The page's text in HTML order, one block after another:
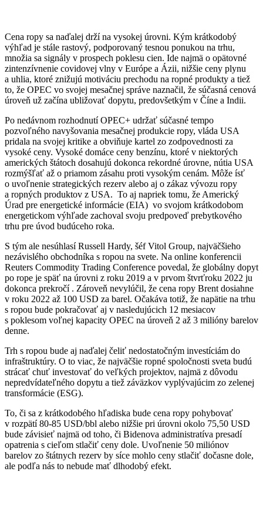
Cena ropy sa naďalej drží na vysokej úrovni. Kým krátkodobý
výhľad je stále rastový, podporovaný tesnou ponukou na trhu,
množia sa signály v prospech poklesu cien. Ide najmä o opätovné
zintenzívnenie covidovej vlny v Európe a Ázii, nižšie ceny plynu
a uhlia, ktoré znižujú motiváciu prechodu na ropné produkty a tiež
to, že OPEC vo svojej mesačnej správe naznačil, že súčasná cenová
úroveň už začína ubližovať dopytu, predovšetkým v Číne a Indii.
Po nedávnom rozhodnutí OPEC+ udržať súčasné tempo
pozvoľného navyšovania mesačnej produkcie ropy, vláda USA
pridala na svojej kritike a obviňuje kartel zo zodpovednosti za
vysoké ceny. Vysoké domáce ceny benzínu, ktoré v niektorých
amerických štátoch dosahujú dokonca rekordné úrovne, nútia USA
rozmýšľať až o priamom zásahu proti vysokým cenám. Môže ísť
o uvoľnenie strategických rezerv alebo aj o zákaz vývozu ropy
a ropných produktov z USA. To aj napriek tomu, že Americký
Úrad pre energetické informácie (EIA) vo svojom krátkodobom
energetickom výhľade zachoval svoju predpoveď prebytkového
trhu pre úvod budúceho roka.
S tým ale nesúhlasí Russell Hardy, šéf Vitol Group, najväčšieho
nezávislého obchodníka s ropou na svete. Na online konferencii
Reuters Commodity Trading Conference povedal, že globálny dopyt
po rope je späť na úrovni z roku 2019 a v prvom štvrťroku 2022 ju
dokonca prekročí . Zároveň nevylúčil, že cena ropy Brent dosiahne
v roku 2022 až 100 USD za barel. Očakáva totiž, že napätie na trhu
s ropou bude pokračovať aj v nasledujúcich 12 mesiacov
s poklesom voľnej kapacity OPEC na úroveň 2 až 3 milióny barelov
denne.
Trh s ropou bude aj naďalej čeliť nedostatočným investíciám do
infraštruktúry. O to viac, že najväčšie ropné spoločnosti sveta budú
strácať chuť investovať do veľkých projektov, najmä z dôvodu
nepredvídateľného dopytu a tiež záväzkov vyplývajúcim zo zelenej
transformácie (ESG).
To, či sa z krátkodobého hľadiska bude cena ropy pohybovať
v rozpätí 80-85 USD/bbl alebo nižšie pri úrovni okolo 75,50 USD
bude závisieť najmä od toho, či Bidenova administratíva presadí
opatrenia s cieľom stlačiť ceny dole. Uvoľnenie 50 miliónov
barelov zo štátnych rezerv by síce mohlo ceny stlačiť dočasne dole,
ale podľa nás to nebude mať dlhodobý efekt.